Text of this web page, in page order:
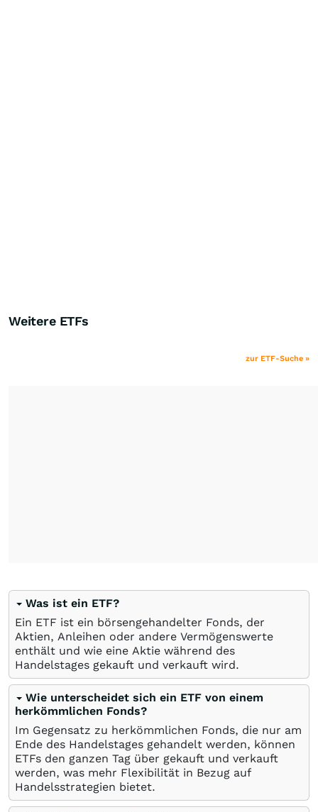
Weitere ETFs
zur ETF-Suche »
Was ist ein ETF?
Ein ETF ist ein börsengehandelter Fonds, der
Aktien, Anleihen oder andere Vermögenswerte
enthält und wie eine Aktie während des
Handelstages gekauft und verkauft wird.
Wie unterscheidet sich ein ETF von einem
herkömmlichen Fonds?
Im Gegensatz zu herkömmlichen Fonds, die nur am
Ende des Handelstages gehandelt werden, können
ETFs den ganzen Tag über gekauft und verkauft
werden, was mehr Flexibilität in Bezug auf
Handelsstrategien bietet.